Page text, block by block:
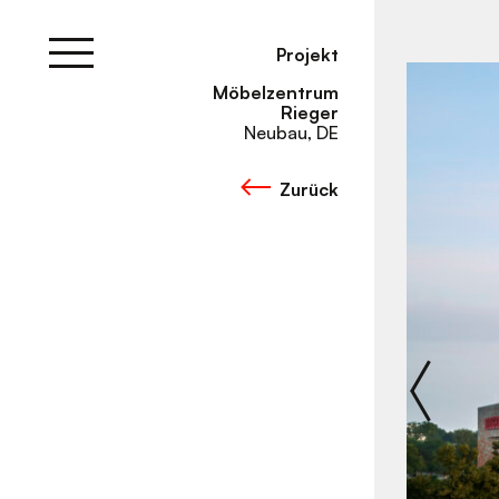
content
Projekt
Möbelzentrum
Rieger
Neubau, DE
Zurück